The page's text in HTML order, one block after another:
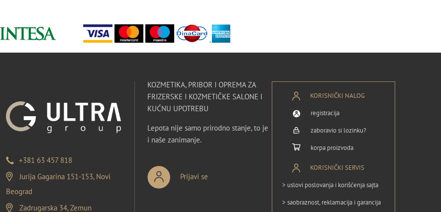
+381 63 457 818
Jurija Gagarina 151-153, Novi
Beograd
Zadrugarska 34, Zemun
KOZMETIKA, PRIBOR I OPREMA ZA
FRIZERSKE I KOZMETIČKE SALONE I
KUĆNU UPOTREBU
Lepota nije samo prirodno stanje, to je
i naše zanimanje.
Prijavi se
KORISNIČKI NALOG
registracija
zaboravio si lozinku?
korpa proizvoda
KORISNIČKI SERVIS
> uslovi poslovanja i korišćenja sajta
> saobraznost, reklamacija i garancija